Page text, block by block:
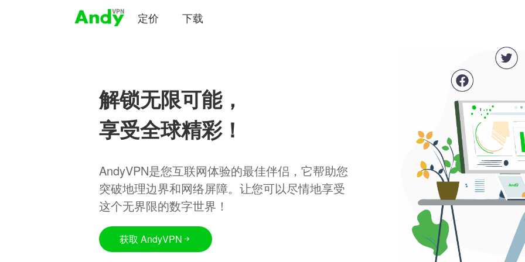
定价 下载
解锁无限可能，
享受全球精彩！
AndyVPN是您互联网体验的最佳伴侣，它帮助您
突破地理边界和网络屏障。让您可以尽情地享受
这个无界限的数字世界！
获取 AndyVPN